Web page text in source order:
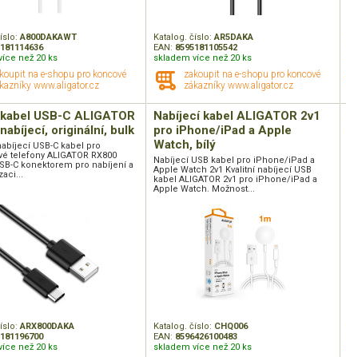
A800DAKAWT
než 20 ks
na e-shopu pro koncové
www.aligator.cz
Katalog. číslo:AR5DAKA
EAN: 8595181105542
skladem více než 20 ks
zakoupit na e-shopu pro koncové
zákazníky www.aligator.cz
USB-C ALIGATOR
nabíjecí, originální, bulk
USB-C kabel pro
telefony ALIGATOR RX800
C konektorem pro nabíjení a
ARX800DAKA
než 20 ks
Nabíjecí kabel ALIGATOR 2v1
pro iPhone/iPad a Apple
Watch, bílý
Nabíjecí USB kabel pro iPhone/iPad a
Apple Watch 2v1 Kvalitní nabíjecí USB
kabel ALIGATOR 2v1 pro iPhone/iPad a
Apple Watch. Možnost...
Katalog. číslo: CHQ006
EAN: 8596426100483
skladem více než 20 ks